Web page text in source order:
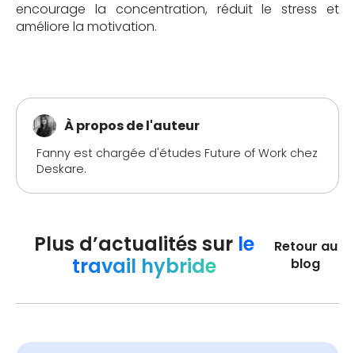
encourage la concentration, réduit le stress et
améliore la motivation.
À propos de l'auteur
Fanny est chargée d'études Future of Work chez
Deskare.
Plus d’actualités sur le
travail hybride
Retour au
blog